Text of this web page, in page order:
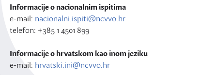
Informacije o nacionalnim ispitima
e-mail: nacionalni.ispiti@ncvvo.hr
telefon: +385 1 4501 899
Informacije o hrvatskom kao inom jeziku
e-mail: hrvatski.ini@ncvvo.hr